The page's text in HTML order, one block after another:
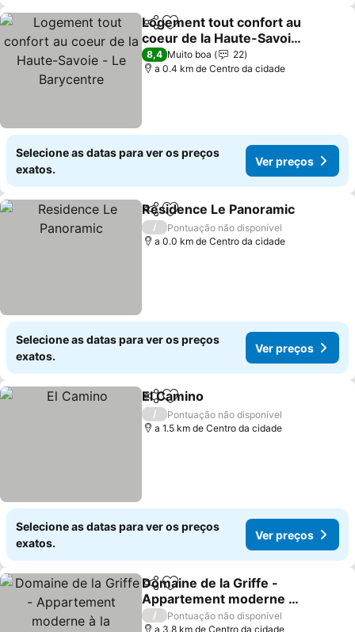
PartilharAdicionar aos favoritos
Logement tout confort au
coeur de la Haute-Savoie
- Le Barycentre
Ver preços
8,4 Muito boa
22
a 0.4 km de Centro da cidade
Selecione as datas para ver os preços
exatos.
Ver preços
PartilharAdicionar aos favoritos
Residence Le Panoramic
/
Pontuação não disponível
a 0.0 km de Centro da cidade
Selecione as datas para ver os preços
exatos.
Ver preços
PartilharAdicionar aos favoritos
El Camino
/
Pontuação não disponível
a 1.5 km de Centro da cidade
Selecione as datas para ver os preços
exatos.
Ver preços
PartilharAdicionar aos favoritos
Domaine de la Griffe -
Appartement moderne à
la montagne
Ver preços
/
Pontuação não disponível
a 3.8 km de Centro da cidade